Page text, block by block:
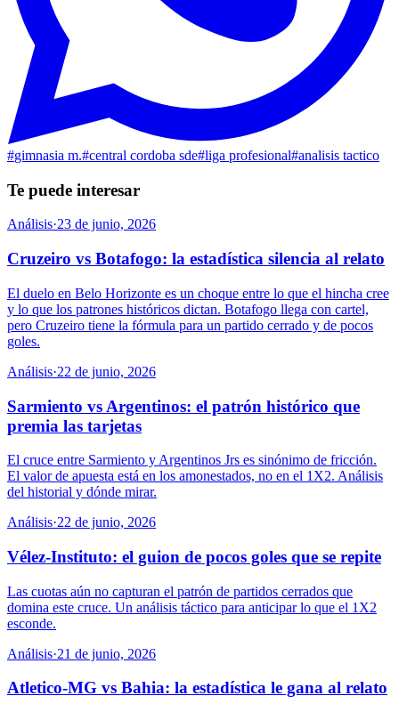
#gimnasia m.#central cordoba sde#liga profesional#analisis tactico
Te puede interesar
Análisis·23 de junio, 2026
Cruzeiro vs Botafogo: la estadística silencia al relato
El duelo en Belo Horizonte es un choque entre lo que el hincha cree
y lo que los patrones históricos dictan. Botafogo llega con cartel,
pero Cruzeiro tiene la fórmula para un partido cerrado y de pocos
goles.
Análisis·22 de junio, 2026
Sarmiento vs Argentinos: el patrón histórico que
premia las tarjetas
El cruce entre Sarmiento y Argentinos Jrs es sinónimo de fricción.
El valor de apuesta está en los amonestados, no en el 1X2. Análisis
del historial y dónde mirar.
Análisis·22 de junio, 2026
Vélez-Instituto: el guion de pocos goles que se repite
Las cuotas aún no capturan el patrón de partidos cerrados que
domina este cruce. Un análisis táctico para anticipar lo que el 1X2
esconde.
Análisis·21 de junio, 2026
Atletico-MG vs Bahia: la estadística le gana al relato